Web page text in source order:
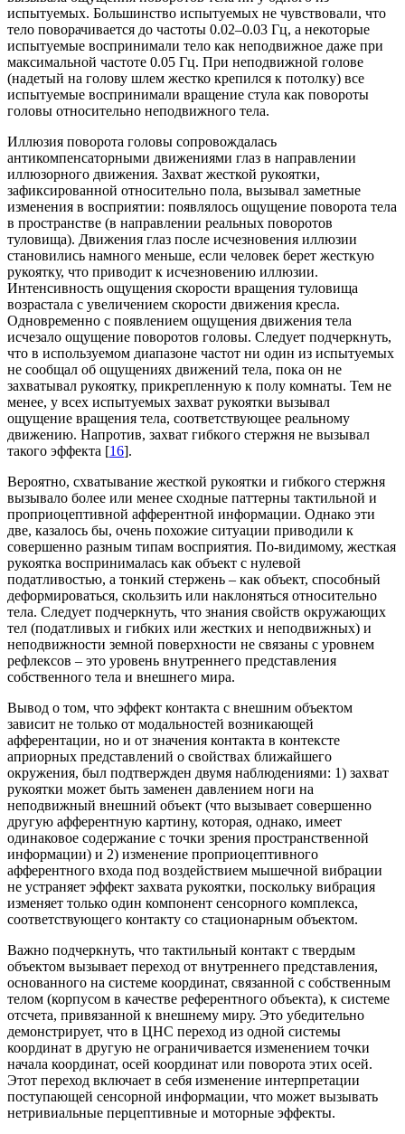
испытуемых. Большинство испытуемых не чувствовали, что
тело поворачивается до частоты 0.02–0.03 Гц, а некоторые
испытуемые воспринимали тело как неподвижное даже при
максимальной частоте 0.05 Гц. При неподвижной голове
(надетый на голову шлем жестко крепился к потолку) все
испытуемые воспринимали вращение стула как повороты
головы относительно неподвижного тела.
Иллюзия поворота головы сопровождалась
антикомпенсаторными движениями глаз в направлении
иллюзорного движения. Захват жесткой рукоятки,
зафиксированной относительно пола, вызывал заметные
изменения в восприятии: появлялось ощущение поворота тела
в пространстве (в направлении реальных поворотов
туловища). Движения глаз после исчезновения иллюзии
становились намного меньше, если человек берет жесткую
рукоятку, что приводит к исчезновению иллюзии.
Интенсивность ощущения скорости вращения туловища
возрастала с увеличением скорости движения кресла.
Одновременно с появлением ощущения движения тела
исчезало ощущение поворотов головы. Следует подчеркнуть,
что в используемом диапазоне частот ни один из испытуемых
не сообщал об ощущениях движений тела, пока он не
захватывал рукоятку, прикрепленную к полу комнаты. Тем не
менее, у всех испытуемых захват рукоятки вызывал
ощущение вращения тела, соответствующее реальному
движению. Напротив, захват гибкого стержня не вызывал
такого эффекта [16].
Вероятно, схватывание жесткой рукоятки и гибкого стержня
вызывало более или менее сходные паттерны тактильной и
проприоцептивной афферентной информации. Однако эти
две, казалось бы, очень похожие ситуации приводили к
совершенно разным типам восприятия. По-видимому, жесткая
рукоятка воспринималась как объект с нулевой
податливостью, а тонкий стержень – как объект, способный
деформироваться, скользить или наклоняться относительно
тела. Следует подчеркнуть, что знания свойств окружающих
тел (податливых и гибких или жестких и неподвижных) и
неподвижности земной поверхности не связаны с уровнем
рефлексов – это уровень внутреннего представления
собственного тела и внешнего мира.
Вывод о том, что эффект контакта с внешним объектом
зависит не только от модальностей возникающей
афферентации, но и от значения контакта в контексте
априорных представлений о свойствах ближайшего
окружения, был подтвержден двумя наблюдениями: 1) захват
рукоятки может быть заменен давлением ноги на
неподвижный внешний объект (что вызывает совершенно
другую афферентную картину, которая, однако, имеет
одинаковое содержание с точки зрения пространственной
информации) и 2) изменение проприоцептивного
афферентного входа под воздействием мышечной вибрации
не устраняет эффект захвата рукоятки, поскольку вибрация
изменяет только один компонент сенсорного комплекса,
соответствующего контакту со стационарным объектом.
Важно подчеркнуть, что тактильный контакт с твердым
объектом вызывает переход от внутреннего представления,
основанного на системе координат, связанной с собственным
телом (корпусом в качестве референтного объекта), к системе
отсчета, привязанной к внешнему миру. Это убедительно
демонстрирует, что в ЦНС переход из одной системы
координат в другую не ограничивается изменением точки
начала координат, осей координат или поворота этих осей.
Этот переход включает в себя изменение интерпретации
поступающей сенсорной информации, что может вызывать
нетривиальные перцептивные и моторные эффекты.